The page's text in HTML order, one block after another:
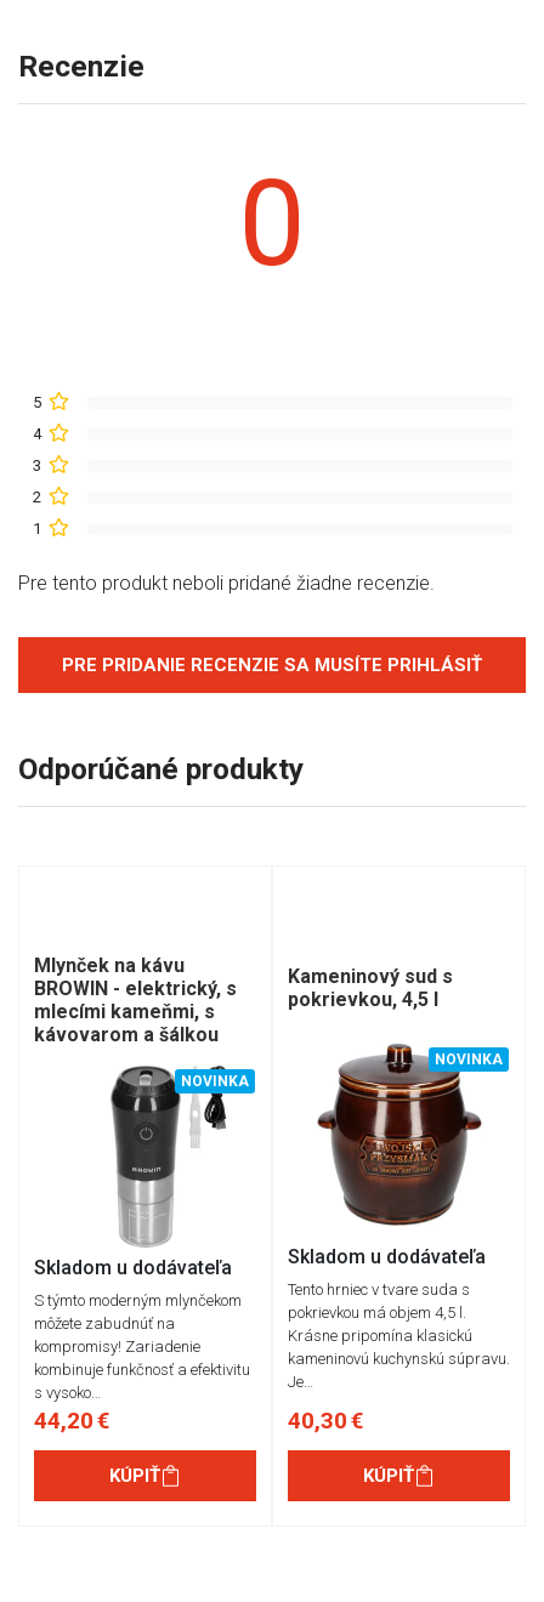
Recenzie
0
5
4
3
2
1
Pre tento produkt neboli pridané žiadne recenzie.
PRE PRIDANIE RECENZIE SA MUSÍTE PRIHLÁSIŤ
Odporúčané produkty
Mlynček na kávu
BROWIN - elektrický, s
mlecími kameňmi, s
kávovarom a šálkou
NOVINKA
Skladom u dodávateľa
S týmto moderným mlynčekom
môžete zabudnúť na
kompromisy! Zariadenie
kombinuje funkčnosť a efektivitu
s vysoko…
44,20 €
KÚPIŤ
Kameninový sud s
pokrievkou, 4,5 l
NOVINKA
Skladom u dodávateľa
Tento hrniec v tvare suda s
pokrievkou má objem 4,5 l.
Krásne pripomína klasickú
kameninovú kuchynskú súpravu.
Je…
40,30 €
KÚPIŤ